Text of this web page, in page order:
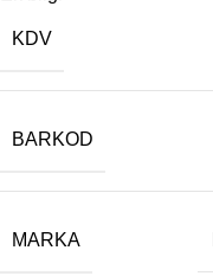
KDV
BARKOD
MARKA